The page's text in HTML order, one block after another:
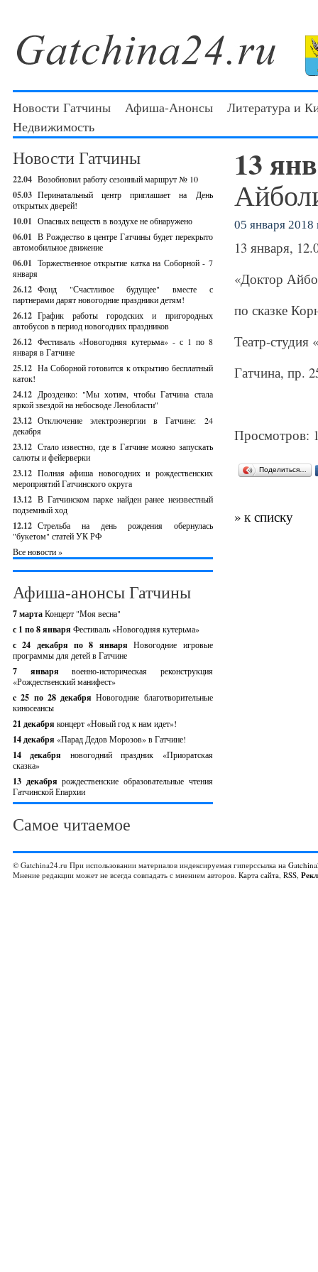
Новости Гатчины Афиша-Анонсы
Литература и
Недвижимость
Новости Гатчины
22.04 Возобновил работу сезонный маршрут № 10
05.03 Перинатальный центр приглашает на День
открытых дверей!
10.01 Опасных веществ в воздухе не обнаружено
06.01 В Рождество в центре Гатчины будет перекрыто
автомобильное движение
06.01 Торжественное открытие катка на Соборной - 7
января
26.12 Фонд "Счастливое будущее" вместе с
партнерами дарят новогодние праздники детям!
26.12 График работы городских и пригородных
автобусов в период новогодних праздников
26.12 Фестиваль «Новогодняя кутерьма» - с 1 по 8
января в Гатчине
25.12 На Соборной готовится к открытию бесплатный
каток!
24.12 Дрозденко: "Мы хотим, чтобы Гатчина стала
яркой звездой на небосводе Ленобласти"
23.12 Отключение электроэнергии в Гатчине: 24
декабря
23.12 Стало известно, где в Гатчине можно запускать
салюты и фейерверки
23.12 Полная афиша новогодних и рождественских
мероприятий Гатчинского округа
13.12 В Гатчинском парке найден ранее неизвестный
подземный ход
12.12 Стрельба на день рождения обернулась
"букетом" статей УК РФ
Все новости »
Афиша-анонсы Гатчины
7 мартаКонцерт "Моя весна"
с 1 по 8 января Фестиваль «Новогодняя кутерьма»
с 24 декабря по 8 январяНовогодние игровые
программы для детей в Гатчине
7 январявоенно-историческая реконструкция
«Рождественский манифест»
c 25 по 28 декабряНовогодние благотворительные
киносеансы
21 декабря концерт «Новый год к нам идет»!
14 декабря «Парад Дедов Морозов» в Гатчине!
14 декабря новогодний праздник «Приоратская
сказка»
13 декабрярождественские образовательные чтения
Гатчинской Епархии
Самое читаемое
13
05 января 2018
13 января,
«Доктор
по сказке
Театр-студия
Гатчина, пр.
Просмотров:
Поделиться…
» к списку
© Gatchina24.ru При использовании материалов индексируемая гиперссылка на
Мнение редакции может не всегда совпадать с мнением авторов. Карта сайта, RSS,